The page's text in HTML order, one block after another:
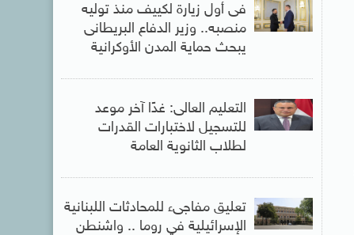
فى أول زيارة لكييف منذ توليه
منصبه.. وزير الدفاع البريطانى
يبحث حماية المدن الأوكرانية
التعليم العالى: غدًا آخر موعد
للتسجيل لاختبارات القدرات
لطلاب الثانوية العامة
تعليق مفاجىء للمحادثات اللبنانية
الإسرائيلية في روما .. واشنطن